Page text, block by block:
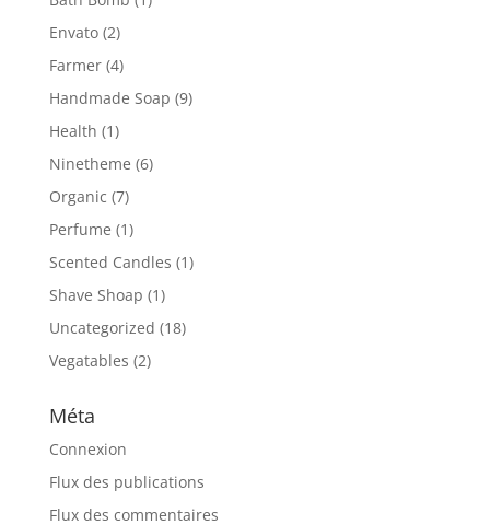
Envato(2)
Farmer(4)
Handmade Soap (9)
Health (1)
Ninetheme (6)
Organic (7)
Perfume (1)
Scented Candles (1)
Shave Shoap (1)
Uncategorized (18)
Vegatables (2)
Méta
Connexion
Flux des publications
Flux des commentaires